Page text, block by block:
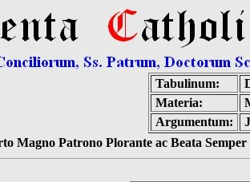
Tabulinum:
Materia:
Argumentum:
Magno Patrono Plorante ac Beata